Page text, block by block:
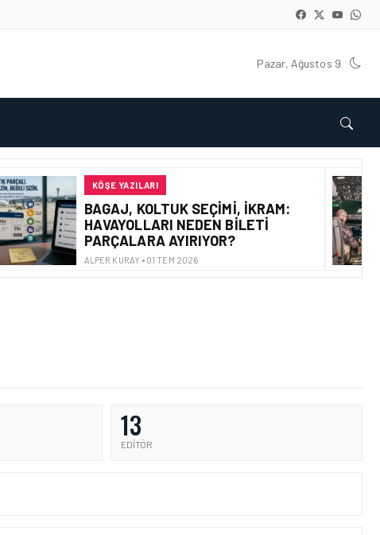
Pazar, Ağustos 9
KÖŞE YAZILARI
BAGAJ, KOLTUK SEÇIMI, İKRAM:
HAVAYOLLARI NEDEN BILETI
PARÇALARA AYIRIYOR?
ALPER KURAY • 01 TEM 2026
13
EDITÖR